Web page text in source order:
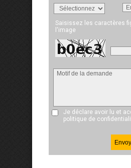
Saisissez les caractères
l'image
Je déclare avoir lu et
politique de